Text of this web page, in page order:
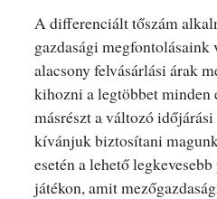
A differenciált tőszám
gazdasági
alacsony felvásárlási árak
kihozni a legtöbbet minden
másrészt a változó
kívánjuk biztosítani
esetén a lehető
játékon, amit